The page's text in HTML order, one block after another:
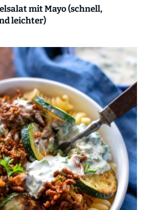
mit Mayo (schnell,
leichter)